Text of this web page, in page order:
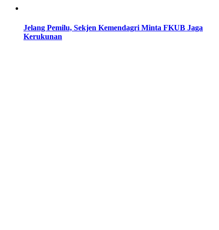
Jelang Pemilu, Sekjen Kemendagri Minta FKUB Jaga
Kerukunan